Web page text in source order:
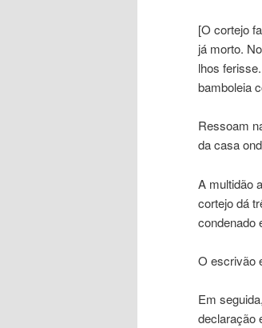
[O cortejo
já morto.
lhos
bamboleia
Ressoam
da casa
A multidão
cortejo dá
condenado
O escrivão
Em
declaração